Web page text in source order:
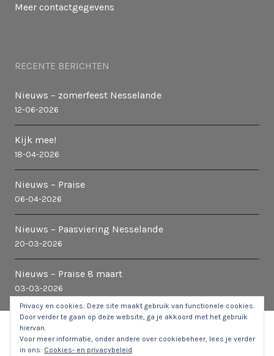
Meer contactgegevens
RECENTE BERICHTEN
Nieuws – zomerfeest Nesselande
12-06-2026
Kijk mee!
18-04-2026
Nieuws – Praise
06-04-2026
Nieuws – Paasviering Nesselande
20-03-2026
Nieuws – Praise 8 maart
03-03-2026
© 2026 Kerk in Nesselande
webbeheerder
Privacy en cookies: Deze site maakt gebruik van functionele cookies.
Door verder te gaan op deze website, ga je akkoord met het gebruik
hiervan.
Voor meer informatie, onder andere over cookiebeheer, lees je verder
in ons: Cookies- en privacybeleid